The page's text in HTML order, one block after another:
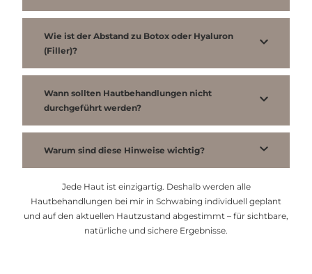
Wie ist der Abstand zu Botox oder Hyaluron
(Filler)?
Wann sollten Hautbehandlungen nicht
durchgeführt werden?
Warum sind diese Hinweise wichtig?
Jede Haut ist einzigartig. Deshalb werden alle
Hautbehandlungen bei mir in Schwabing individuell geplant
und auf den aktuellen Hautzustand abgestimmt – für sichtbare,
natürliche und sichere Ergebnisse.